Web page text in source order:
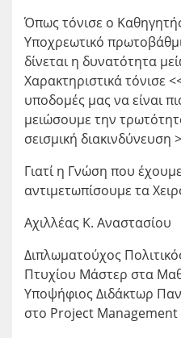
Όπως τόνισε ο
Υποχρεωτικό
δίνεται η δυνατότητα
Χαρακτηριστικά τόνισε
υποδομές μας να είναι
μειώσουμε την
σεισμική διακινδύνευση
Γιατί η Γνώση που
αντιμετωπίσουμε τα
Αχιλλέας Κ. Αναστασίου
Διπλωματούχος
Πτυχίου Μάστερ στα
Υποψήφιος Διδάκτωρ
στο Project Management